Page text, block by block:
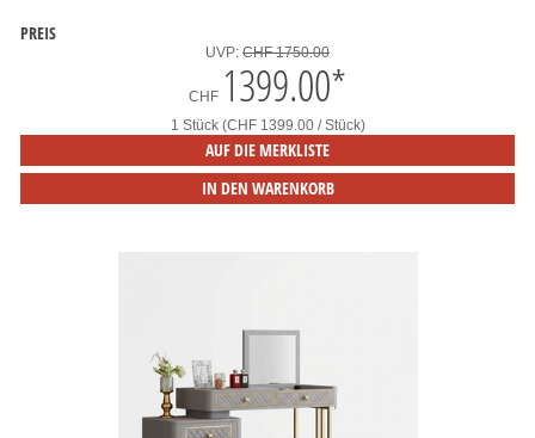
PREIS
UVP: CHF 1750.00
CHF 1399.00*
1 Stück (CHF 1399.00 / Stück)
AUF DIE MERKLISTE
IN DEN WARENKORB